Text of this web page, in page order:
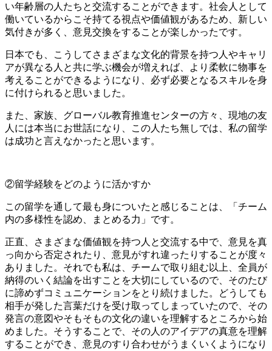
い年齢層の人たちと交流することができます。社会人として
働いているからこそ持てる視点や価値観があるため、新しい
気付きが多く、意見交換をすることが楽しかったです。
日本でも、こうしてさまざまな文化的背景を持つ人やキャリ
アが異なる人と共に学ぶ機会が増えれば、より柔軟に物事を
考えることができるようになり、必ず必要となるスキルを身
に付けられると思いました。
また、家族、グローバル教育推進センターの方々、現地の友
人には本当にお世話になり、この人たち無しでは、私の留学
は成功と言えなかったと思います。
②留学経験をどのように活かすか
この留学を通して最も身についたと感じることは、「チーム
内の多様性を認め、まとめる力」です。
正直、さまざまな価値観を持つ人と交流する中で、意見を真
っ向から否定されたり、意見がすれ違ったりすることが度々
ありました。それでも私は、チームで取り組む以上、全員が
納得のいく結論を出すことを大切にしているので、そのたび
に諦めずコミュニケーションをとり続けました。どうしても
相手が発した言葉だけを受け取ってしまっていたので、その
発言の意図やそもそもの文化の違いを理解するところから始
めました。そうすることで、その人のアイデアの真意を理解
することができ、意見のすり合わせがうまくいくようになり